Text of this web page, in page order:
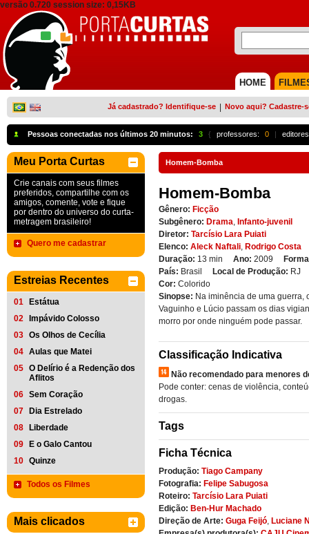
versão 0.720 session size: 0,15KB
HOME
Já cadastrado? Identifique-se Novo aqui? Cadastre-
Pessoas conectadas nos últimos 20 minutos: 3 { professores: 0 |
Meu Porta Curtas
Crie canais com seus filmes
preferidos, compartilhe com os
amigos, comente, vote e fique
por dentro do universo do curta-
metragem brasileiro!
Quero me cadastrar
Estreias Recentes
01
Estátua
02
Impávido Colosso
03 Os Olhos de Cecília
04 Aulas que Matei
05 O Delírio é a Redenção dos
Aflitos
06 Sem Coração
07
Dia Estrelado
08
Liberdade
09
E o Galo Cantou
10 Quinze
Todos os Filmes
Mais clicados
Homem-Bomba
Homem-Bomba
Gênero: Ficção
Subgênero: Drama, Infanto-juvenil
Diretor: Tarcísio Lara Puiati
Elenco: Aleck Naftali, Rodrigo Costa
Duração: 13 min Ano: 2009
País: Brasil Local de Produção: RJ
Cor: Colorido
Sinopse: Na iminência de uma guerra,
Vaguinho e Lúcio passam os dias
morro por onde ninguém pode passar.
Classificação Indicativa
Não recomendado para menores
Pode conter: cenas de violência,
drogas.
Tags
Ficha Técnica
Produção: Tiago Campany
Fotografia: Felipe Sabugosa
Roteiro: Tarcísio Lara Puiati
Edição: Ben-Hur Machado
Direção de Arte: Guga Feijó, Luciane